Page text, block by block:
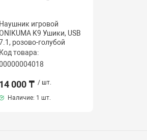
Наушник игровой
K9 Ушики, USB
розово-голубой
Код товара:
14 000 ₸ / шт.
Наличие: 1 шт.